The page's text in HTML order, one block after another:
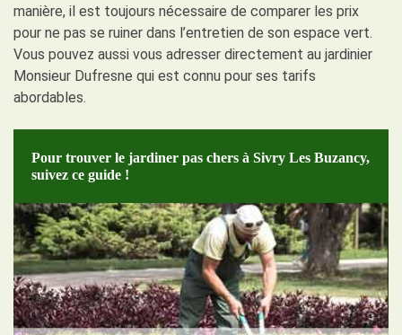
manière, il est toujours nécessaire de comparer les prix
pour ne pas se ruiner dans l’entretien de son espace vert.
Vous pouvez aussi vous adresser directement au jardinier
Monsieur Dufresne qui est connu pour ses tarifs
abordables.
Pour trouver le jardiner pas chers à Sivry Les Buzancy,
suivez ce guide !